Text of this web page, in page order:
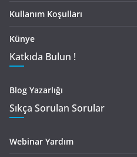
Kullanım Koşulları
Künye
Katkıda Bulun !
Blog Yazarlığı
Sıkça Sorulan Sorular
Webinar Yardım